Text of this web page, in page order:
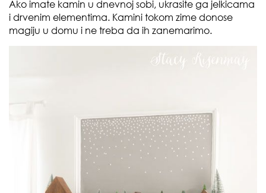
Ako imate kamin u dnevnoj sobi, ukrasite ga jelkicama
i drvenim elementima. Kamini tokom zime donose
magiju u domu i ne treba da ih zanemarimo.